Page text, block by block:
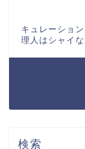
キュレーショ
理人はシャイな
検索